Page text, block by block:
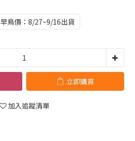
早鳥價：8/27~9/16出貨
立即購買
加入追蹤清單